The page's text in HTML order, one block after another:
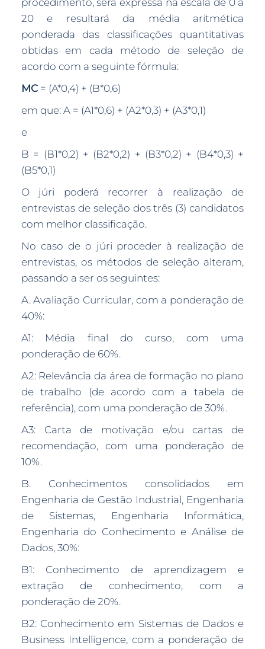
procedimento, será expressa na escala de 0 a
20 e resultará da média aritmética
ponderada das classificações quantitativas
obtidas em cada método de seleção de
acordo com a seguinte fórmula:
MC= (A*0,4) + (B*0,6)
em que: A = (A1*0,6) + (A2*0,3) + (A3*0,1)
e
B = (B1*0,2) + (B2*0,2) + (B3*0,2) + (B4*0,3) +
(B5*0,1)
O júri poderá recorrer à realização de
entrevistas de seleção dos três (3) candidatos
com melhor classificação.
No caso de o júri proceder à realização de
entrevistas, os métodos de seleção alteram,
passando a ser os seguintes:
A. Avaliação Curricular, com a ponderação de
40%:
A1: Média final do curso, com uma
ponderação de 60%.
A2: Relevância da área de formação no plano
de trabalho (de acordo com a tabela de
referência), com uma ponderação de 30%.
A3: Carta de motivação e/ou cartas de
recomendação, com uma ponderação de
10%.
B. Conhecimentos consolidados em
Engenharia de Gestão Industrial, Engenharia
de Sistemas, Engenharia Informática,
Engenharia do Conhecimento e Análise de
Dados, 30%:
B1: Conhecimento de aprendizagem e
extração de conhecimento, com a
ponderação de 20%.
B2: Conhecimento em Sistemas de Dados e
Business Intelligence, com a ponderação de